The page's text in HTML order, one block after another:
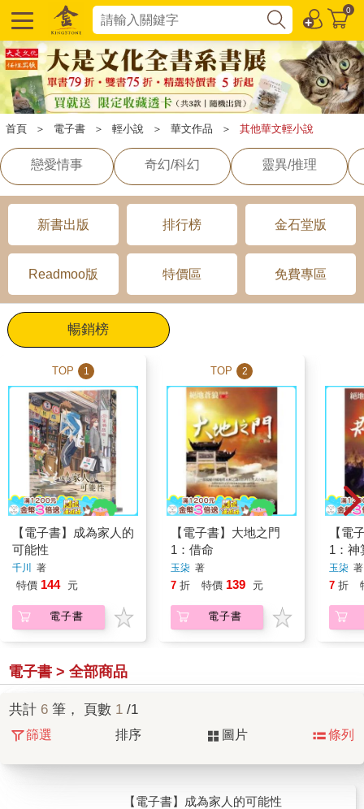
0
首頁 ＞ 電子書 ＞ 輕小說 ＞ 華文作品 ＞ 其他華文輕小說
戀愛情事 奇幻/科幻 靈異/推理
新書出版 排行榜 金石堂版
Readmoo版 特價區 免費專區
暢銷榜
TOP 1
【電子書】成為家人的
可能性
千川 著
特價 144 元
電子書
TOP 2
【電子書】大地之門
1：借命
玉柒 著
7 折 特價 139 元
電子書
【電
1：神
玉柒 著
7 折
電子書 > 全部商品
共計 6 筆， 頁數 1 /1
篩選 排序 圖片 條列
【電子書】成為家人的可能性